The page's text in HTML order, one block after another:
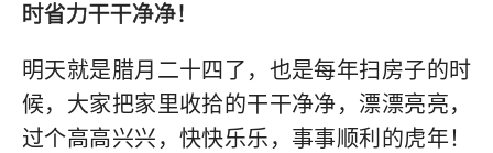
时省力干干净净！
明天就是腊月二十四了，也是每年扫房子的时
候，大家把家里收拾的干干净净，漂漂亮亮，
过个高高兴兴，快快乐乐，事事顺利的虎年！